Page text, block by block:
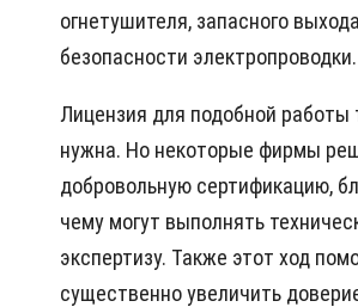
огнетушителя, запасного
безопасности электропроводки.
Лицензия для подобной работы
нужна. Но некоторые фирмы
добровольную сертификацию,
чему могут выполнять
экспертизу. Также этот ход
существенно увеличить